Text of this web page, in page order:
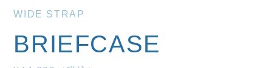
WIDE STRAP
BRIEFCASE